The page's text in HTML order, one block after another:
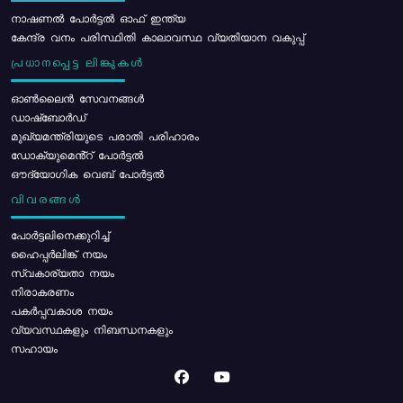
നാഷണൽ പോർട്ടൽ ഓഫ് ഇന്ത്യ
കേന്ദ്ര വനം പരിസ്ഥിതി കാലാവസ്ഥ വ്യതിയാന വകുപ്പ്
പ്രധാനപ്പെട്ട ലിങ്കുകൾ
ഓൺലൈൻ സേവനങ്ങൾ
ഡാഷ്ബോർഡ്
മുഖ്യമന്ത്രിയുടെ പരാതി പരിഹാരം
ഡോക്യുമെൻ്റ് പോർട്ടൽ
ഔദ്യോഗിക വെബ് പോർട്ടൽ
വിവരങ്ങൾ
പോര്‍ട്ടലിനെക്കുറിച്ച്
ഹൈപ്പർലിങ്ക് നയം
സ്വകാര്യതാ നയം
നിരാകരണം
പകർപ്പവകാശ നയം
വ്യവസ്ഥകളും നിബന്ധനകളും
സഹായം